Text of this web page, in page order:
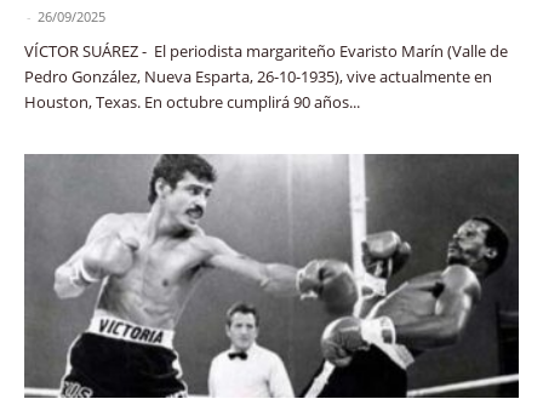
- 26/09/2025
VÍCTOR SUÁREZ - El periodista margariteño Evaristo Marín (Valle de
Pedro González, Nueva Esparta, 26-10-1935), vive actualmente en
Houston, Texas. En octubre cumplirá 90 años...